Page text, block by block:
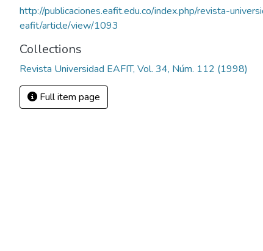
http://publicaciones.eafit.edu.co/index.php/revista-
eafit/article/view/1093
Collections
Revista Universidad EAFIT, Vol. 34, Núm. 112 (1998)
Full item page